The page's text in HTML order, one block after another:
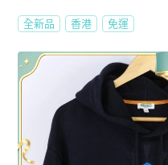
全新品 香港 免運